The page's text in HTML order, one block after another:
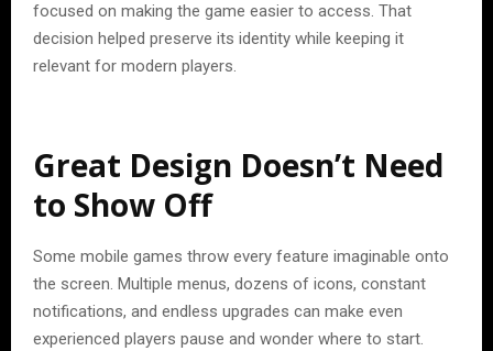
focused on making the game easier to access. That
decision helped preserve its identity while keeping it
relevant for modern players.
Great Design Doesn’t Need
to Show Off
Some mobile games throw every feature imaginable onto
the screen. Multiple menus, dozens of icons, constant
notifications, and endless upgrades can make even
experienced players pause and wonder where to start.